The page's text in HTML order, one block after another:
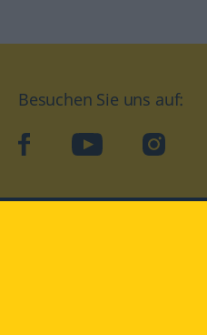
Besuchen Sie uns auf:
facebook YouTube Instagram